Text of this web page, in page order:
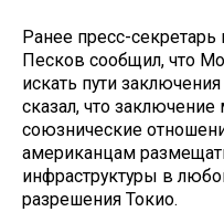
Ранее пресс-
Песков сообщил, что
искать пути
сказал, что
союзнические
американцам
инфраструктуры в
разрешения Токио.